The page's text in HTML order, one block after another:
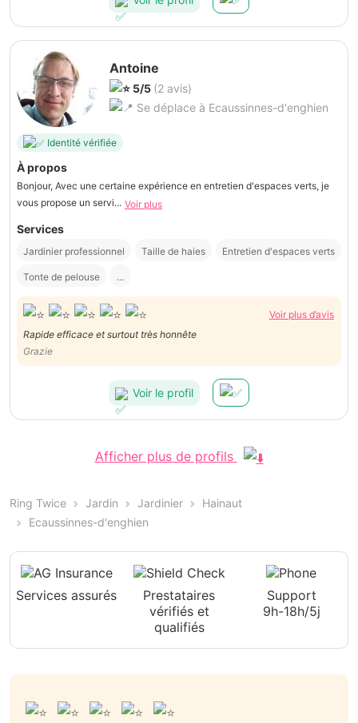
Antoine
5/5 (2 avis)
Se déplace à Ecaussinnes-d'enghien
Identité vérifiée
À propos
Bonjour, Avec une certaine expérience en entretien d'espaces verts, je
vous propose un servi... Voir plus
Services
Jardinier professionnel Taille de haies Entretien d'espaces verts
Tonte de pelouse ...
Voir plus d’avis
Rapide efficace et surtout très honnête
Grazie
Voir le profil
Afficher plus de profils
Ring Twice Jardin Jardinier
Hainaut
Ecaussinnes-d'enghien
Services assurés
Prestataires
vérifiés et
qualifiés
Support
9h-18h/5j